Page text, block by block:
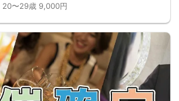
20〜29歳 9,000円